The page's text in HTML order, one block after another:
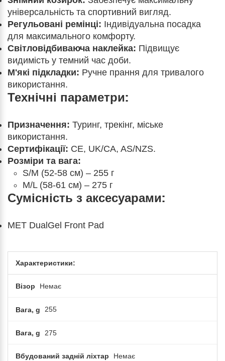
універсальність та спортивний вигляд.
Регульовані ремінці: Індивідуальна посадка
для максимального комфорту.
Світловідбиваюча наклейка: Підвищує
видимість у темний час доби.
М'які підкладки: Ручне прання для тривалого
використання.
Технічні параметри:
Призначення: Туринг, трекінг, міське
використання.
Сертифікації: CE, UK/CA, AS/NZS.
Розміри та вага:
S/M (52-58 см) – 255 г
M/L (58-61 см) – 275 г
Сумісність з аксесуарами:
MET DualGel Front Pad
Характеристики:
Візор Немає
Вага, g 255
Вага, g 275
Вбудований задній ліхтар Немає